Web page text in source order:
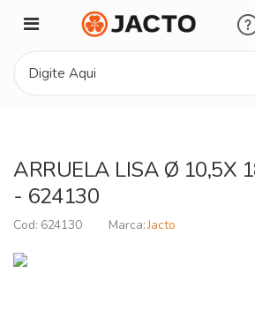
ARRUELA LISA Ø 10,5X
- 624130
624130 Jacto